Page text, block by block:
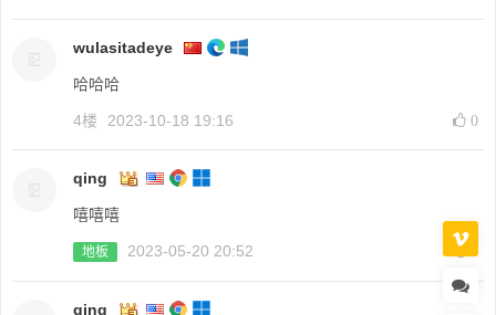
wulasitadeye
哈哈哈
4楼 2023-10-18 19:16 0
qing
嘻嘻嘻
地板 2023-05-20 20:52
qing